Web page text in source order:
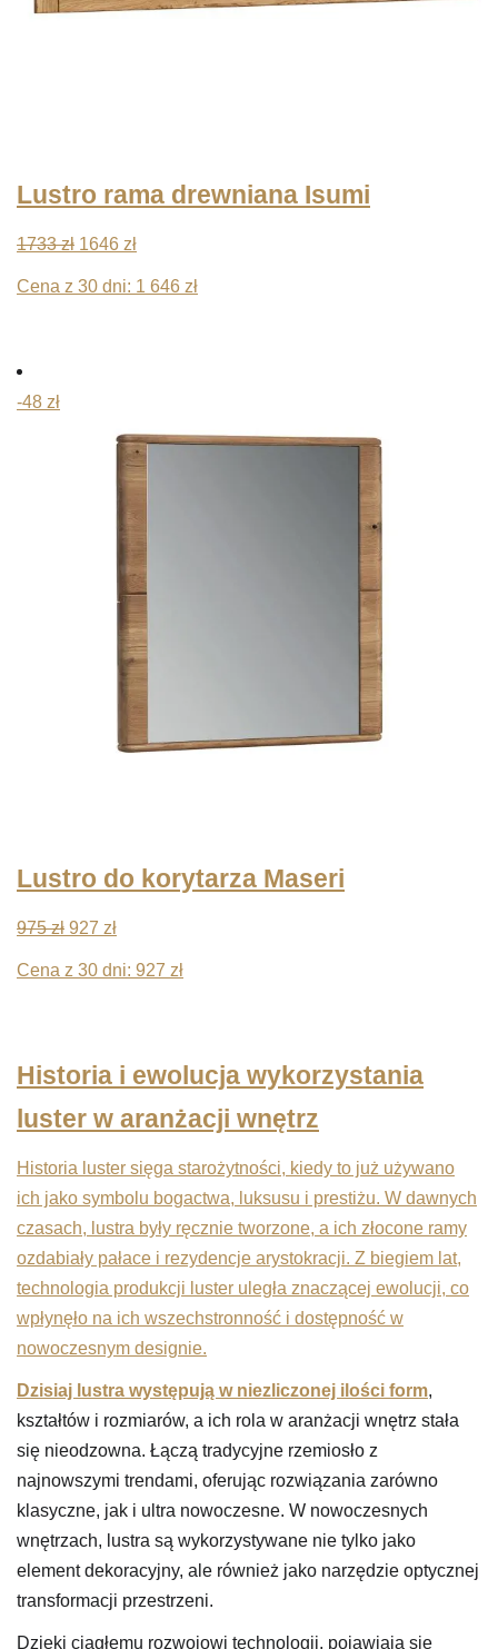
Lustro rama drewniana Isumi
1733zł Pierwotna
1646 złAktualna
Cena z 30 dni: 1 646 zł
-48 zł
Lustro do korytarza Maseri
975zł Pierwotna
927 złAktualna
Cena z 30 dni: 927 zł
Historia i ewolucja wykorzystania
luster w aranżacji wnętrz
Historia luster sięga starożytności, kiedy to już używano
ich jako symbolu bogactwa, luksusu i prestiżu. W dawnych
czasach, lustra były ręcznie tworzone, a ich złocone ramy
ozdabiały pałace i rezydencje arystokracji. Z biegiem lat,
technologia produkcji luster uległa znaczącej ewolucji, co
wpłynęło na ich wszechstronność i dostępność w
nowoczesnym designie.
Dzisiaj lustra występują w niezliczonej ilości form,
kształtów i rozmiarów, a ich rola w aranżacji wnętrz stała
się nieodzowna. Łączą tradycyjne rzemiosło z
najnowszymi trendami, oferując rozwiązania zarówno
klasyczne, jak i ultra nowoczesne. W nowoczesnych
wnętrzach, lustra są wykorzystywane nie tylko jako
element dekoracyjny, ale również jako narzędzie optycznej
transformacji przestrzeni.
Dzięki ciągłemu rozwojowi technologii, pojawiają się